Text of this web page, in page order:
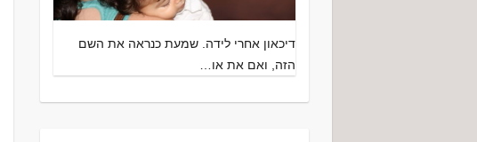
דיכאון אחרי לידה. שמעת כנראה את השם
הזה, ואם את או…